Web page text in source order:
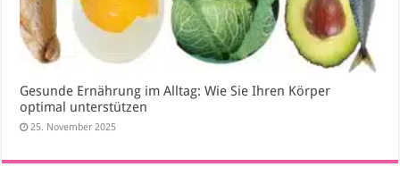
Gesunde Ernährung im Alltag: Wie Sie Ihren Körper
optimal unterstützen
25. November 2025